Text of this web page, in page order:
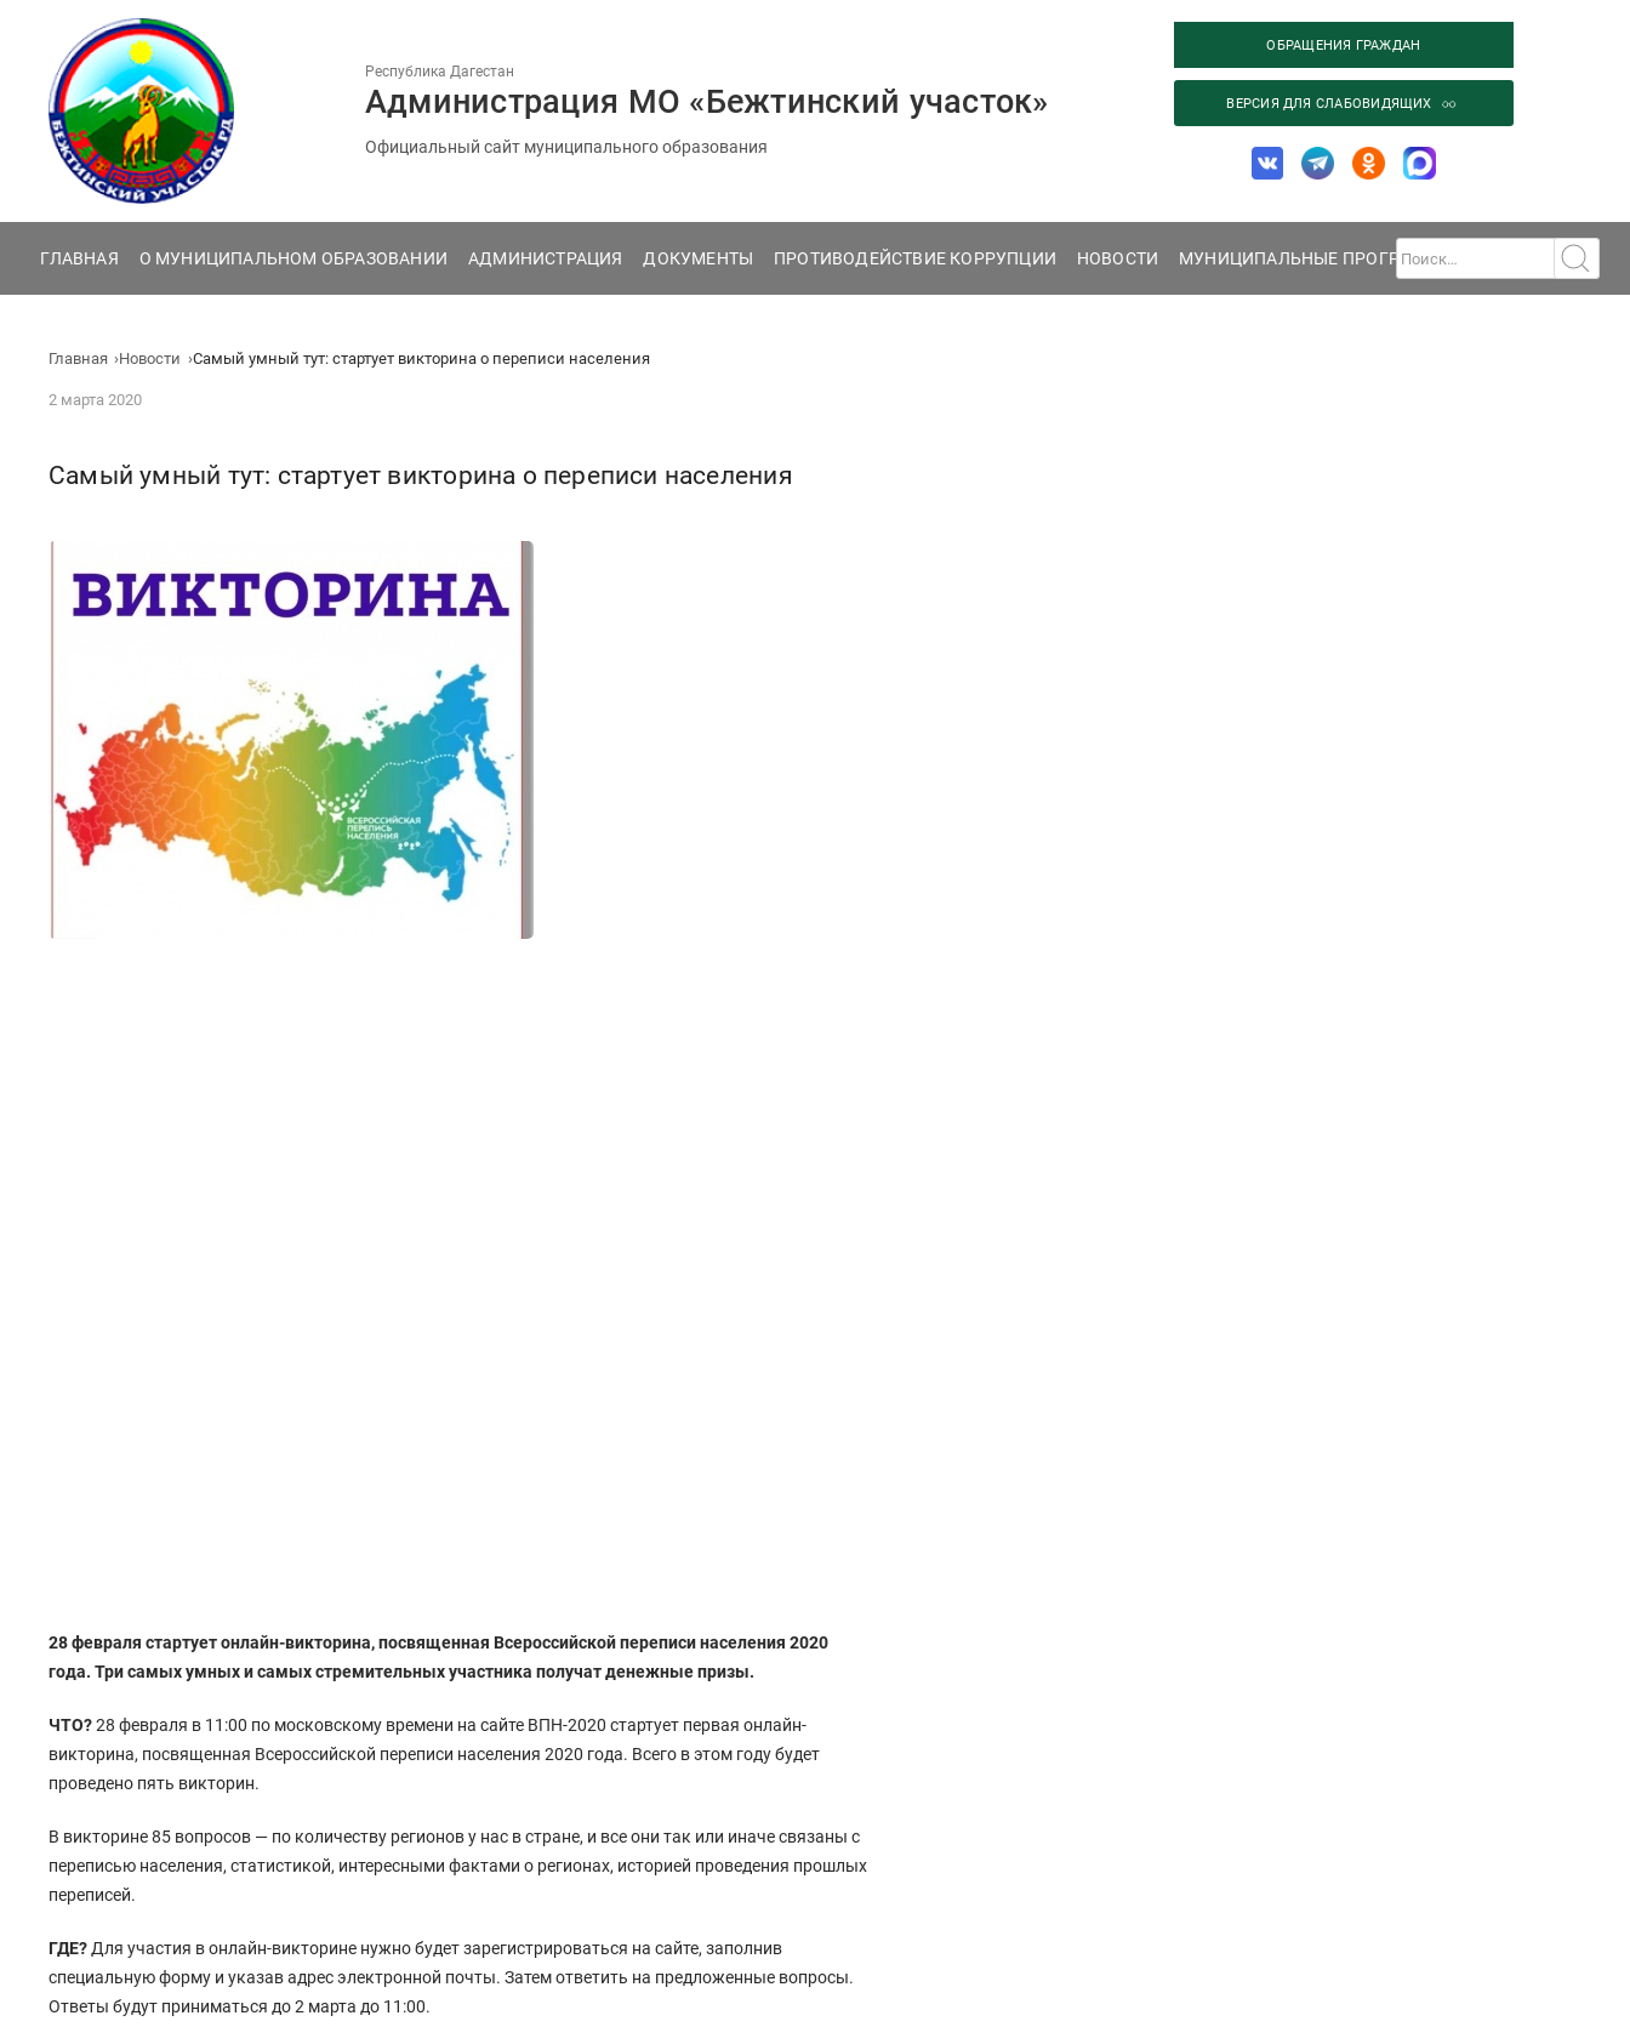
содержанию
Республика Дагестан
Администрация МО «Бежтинский участок»
Официальный сайт муниципального образования
ОБРАЩЕНИЯ ГРАЖДАН
ВЕРСИЯ ДЛЯ СЛАБОВИДЯЩИХ
ГЛАВНАЯ О МУНИЦИПАЛЬНОМ ОБРАЗОВАНИИ АДМИНИСТРАЦИЯ ДОКУМЕНТЫ ПРОТИВОДЕЙСТВИЕ КОРРУПЦИИ НОВОСТИ МУНИЦИПАЛЬНЫЕ ПРОГРАММЫ
Главная Новости Самый умный тут: стартует викторина о переписи населения
2 марта 2020
Самый умный тут: стартует викторина о переписи населения
28 февраля стартует онлайн-викторина, посвященная Всероссийской переписи населения 2020
года. Три самых умных и самых стремительных участника получат денежные призы.
ЧТО?28 февраля в 11:00 по московскому времени на сайте ВПН-2020 стартует первая онлайн-
викторина, посвященная Всероссийской переписи населения 2020 года. Всего в этом году будет
проведено пять викторин.
В викторине 85 вопросов — по количеству регионов у нас в стране, и все они так или иначе связаны с
переписью населения, статистикой, интересными фактами о регионах, историей проведения прошлых
переписей.
ГДЕ?Для участия в онлайн-викторине нужно будет зарегистрироваться на сайте, заполнив
специальную форму и указав адрес электронной почты. Затем ответить на предложенные вопросы.
Ответы будут приниматься до 2 марта до 11:00.